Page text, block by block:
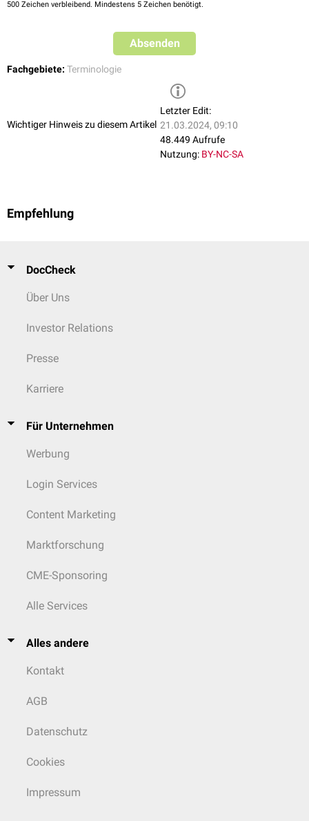
500 Zeichen verbleibend. Mindestens 5 Zeichen benötigt.
Absenden
Fachgebiete: Terminologie
Wichtiger Hinweis zu diesem Artikel
Letzter Edit:
21.03.2024, 09:10
48.449 Aufrufe
Nutzung: BY-NC-SA
Empfehlung
DocCheck
Über Uns
Investor Relations
Presse
Karriere
Für Unternehmen
Werbung
Login Services
Content Marketing
Marktforschung
CME-Sponsoring
Alle Services
Alles andere
Kontakt
AGB
Datenschutz
Cookies
Impressum